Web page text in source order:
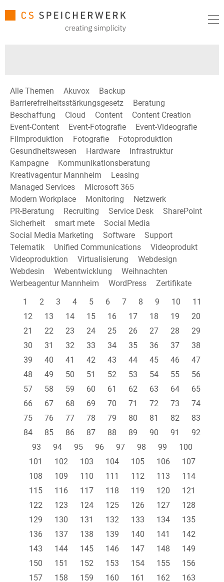
Alle Themen Akuvox
Backup
Barrierefreiheitsstärkungsgesetz
Beratung
Beschaffung
Cloud Content
Content Creation
Event-Content
Event-Fotografie
Event-Videografie
Filmproduktion
Fotografie
Fotoproduktion
Gesundheitswesen
Hardware
Infrastruktur
Kampagne
Kommunikationsberatung
Kreativagentur Mannheim
Leasing
Managed Services
Microsoft 365
Modern Workplace
Monitoring
Netzwerk
PR-Beratung
Recruiting Service Desk
SharePoint
Sicherheit
smart mete
Social Media
Social Media Marketing
Software
Support
Telematik
Unified Communications
Videoprodukt
Videoproduktion
Virtualisierung
Webdesign
Webdesin
Webentwicklung
Weihnachten
Werbeagentur Mannheim
WordPress
Zertifikate
1
2 3 4 5 6 7 8 9 10
11
12
13 14 15 16 17 18 19
20
21
22 23 24 25 26 27 28
29
30
31 32 33 34 35 36 37
38
39
40 41 42 43 44 45 46
47
48
49 50 51 52 53 54 55
56
57
58 59 60 61 62 63 64
65
66
67 68 69 70 71 72 73
74
75
76 77 78 79 80 81 82
83
84
85 86 87 88 89 90 91
92
93
94 95 96 97 98 99
100
101
102 103 104 105 106
107
108
109 110 111 112 113
114
115
116 117 118 119 120
121
122
123 124 125 126 127
128
129
130 131 132 133 134
135
136
137 138 139 140 141
142
143
144 145 146 147 148
149
150
151 152 153 154 155
156
157
158 159 160 161 162
163